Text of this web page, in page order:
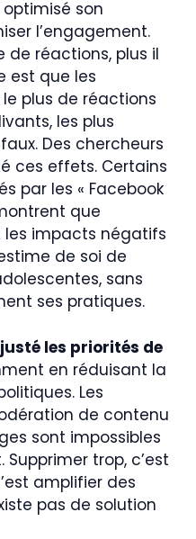
son
l’engagement.
de réactions, plus il
est que les
plus de réactions
les plus
Des chercheurs
ces effets. Certains
par les « Facebook
que
les impacts négatifs
de soi de
sans
ses pratiques.
les priorités de
en réduisant la
Les
de contenu
sont impossibles
trop, c’est
amplifier des
pas de solution